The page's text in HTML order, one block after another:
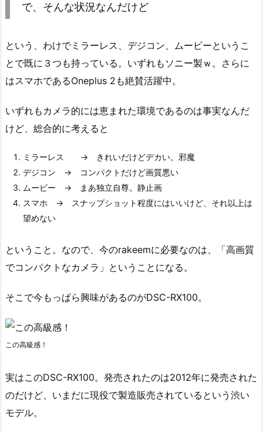
で、そんな状況なんだけど
という、わけでミラーレス、デジコン、ムービーというこ
とで既に３つも持っている。いずれもソニー製ｗ。さらに
はスマホであるOneplus 2も絶賛活躍中。
いずれもカメラ的には恵まれた環境であるのは事実なんだ
けど、総合的に考えると
ミラーレス → きれいだけどデカい。邪魔
デジコン → コンパクトだけど画質悪い
ムービー → まあ独立自尊。静止画
スマホ → スナップショット程度にはいいけど、それ以上は
望めない
ということ。なので、今のrakeemに必要なのは、「高画質
でコンパクトなカメラ」ということになる。
そこで今もっぱら興味があるのがDSC-RX100。
この高級感！
実はこのDSC-RX100。発売されたのは2012年に発売された
のだけど、いまだに現役で製造販売されているという渋い
モデル。